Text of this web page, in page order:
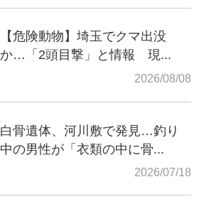
【危険動物】埼玉でクマ出没
か…「2頭目撃」と情報 現...
2026/08/08
白骨遺体、河川敷で発見…釣り
中の男性が「衣類の中に骨...
2026/07/18